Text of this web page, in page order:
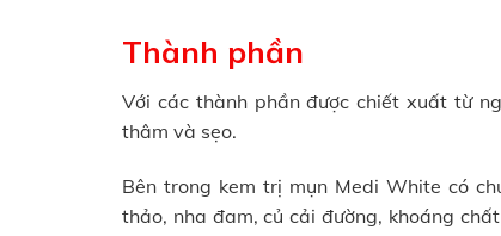
Thành phần
Với các thành phần được chiết xuất từ
thâm và sẹo.
Bên trong kem trị mụn Medi White có
thảo, nha đam, củ cải đường, khoáng